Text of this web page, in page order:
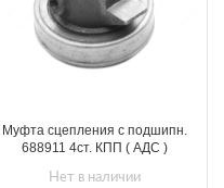
Муфта сцепления с подшипн.
688911 4ст. КПП ( АДС )
Нет в наличии